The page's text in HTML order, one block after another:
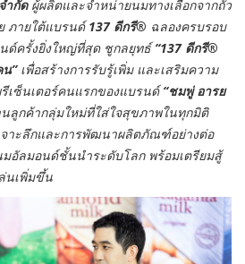
กัดผู้ผลิตและจำหน่ายนมทางเลือกจากถั่ว
ภายใต้แบรนด์137 ดีกรี® ฉลองครบรอบ
ด์ครั้งยิ่งใหญ่ที่สุด ชูกลยุทธ์“137 ดีกรี®
” เพื่อสร้างการรับรู้เพิ่ม และเสริมความ
เซ็นเตอร์คนแรกของแบรนด์“ชมพู่ อารย
ลูกค้ากลุ่มใหม่ที่ใส่ใจสุขภาพในทุกมิติ
าะลึกและการพัฒนาผลิตภัณฑ์อย่างต่อ
มอัลมอนด์ชั้นนำระดับโลก พร้อมเตรียมสู้
นเพิ่มขึ้น